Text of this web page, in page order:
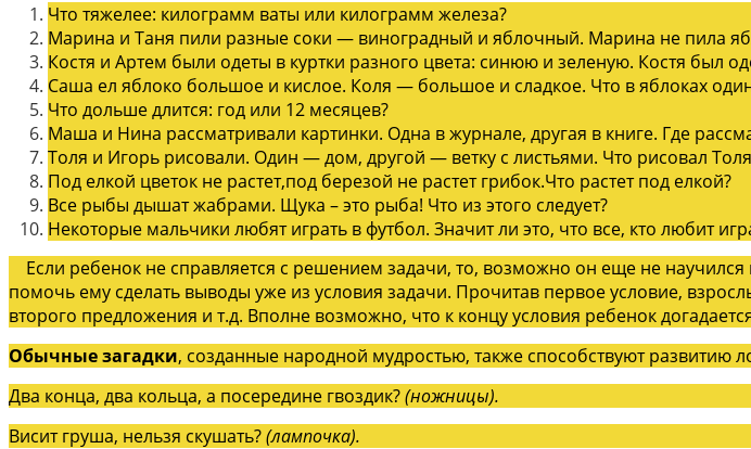
Что тяжелее: килограмм ваты или килограмм железа?
Марина и Таня пили разные соки — виноградный и яблочный. Марина не пила
Костя и Артем были одеты в куртки разного цвета: синюю и зеленую. Костя был
Саша ел яблоко большое и кислое. Коля — большое и сладкое. Что в яблоках
Что дольше длится: год или 12 месяцев?
Маша и Нина рассматривали картинки. Одна в журнале, другая в книге. Где
Толя и Игорь рисовали. Один — дом, другой — ветку с листьями. Что рисовал
Под елкой цветок не растет,под березой не растет грибок.Что растет под елкой?
Все рыбы дышат жабрами. Щука – это рыба! Что из этого следует?
Некоторые мальчики любят играть в футбол. Значит ли это, что все, кто любит
Если ребенок не справляется с решением задачи, то, возможно он еще не
помочь ему сделать выводы уже из условия задачи. Прочитав первое условие,
второго предложения и т.д. Вполне возможно, что к концу условия ребенок
Обычные загадки, созданные народной мудростью, также способствуют развитию
Два конца, два кольца, а посередине гвоздик?(ножницы).
Висит груша, нельзя скушать?(лампочка).